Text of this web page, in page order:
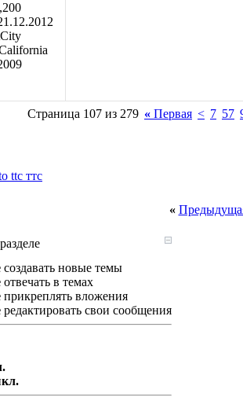
Страница 107 из 279 « Первая < 7 57
ttc ттс
«
создавать новые темы
отвечать в темах
прикреплять вложения
редактировать свои сообщения